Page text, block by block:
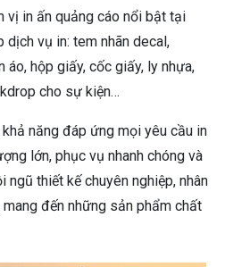
vị in ấn quảng cáo nổi bật tại
dịch vụ in: tem nhãn decal,
áo, hộp giấy, cốc giấy, ly nhựa,
cho sự kiện…
năng đáp ứng mọi yêu cầu in
lớn, phục vụ nhanh chóng và
ngũ thiết kế chuyên nghiệp, nhân
đến những sản phẩm chất